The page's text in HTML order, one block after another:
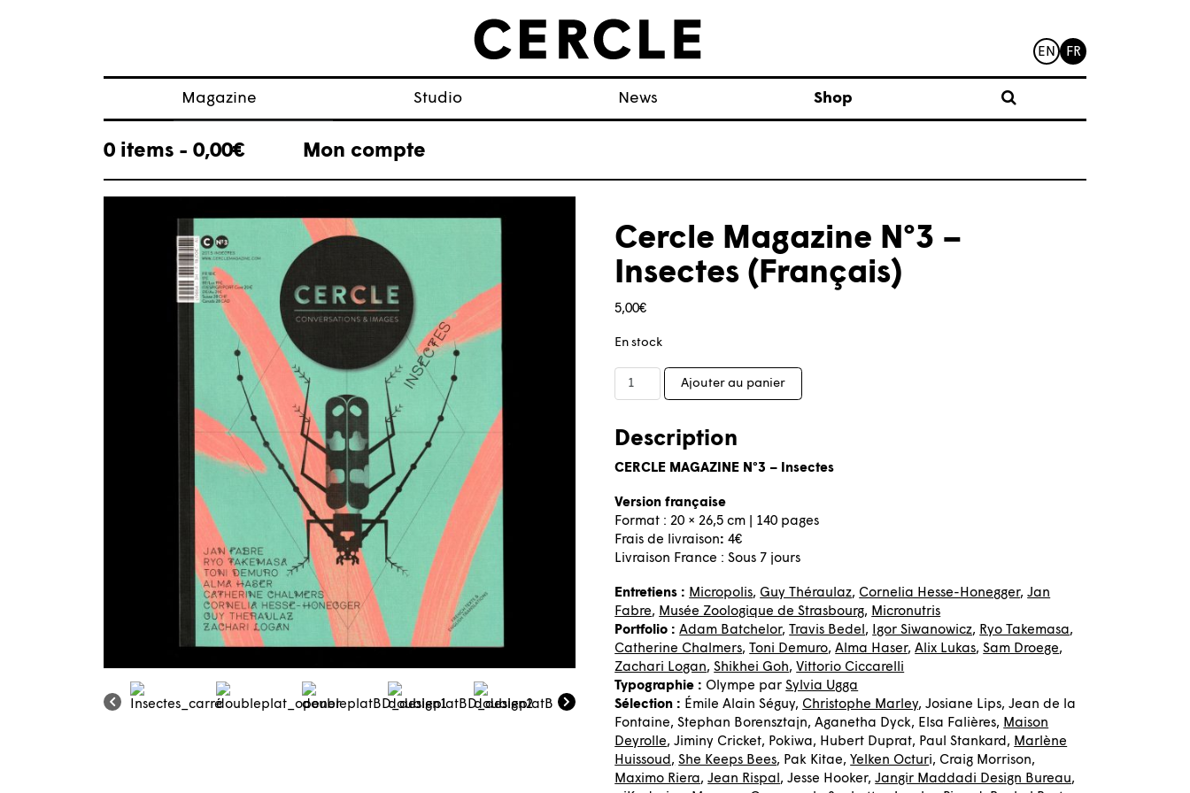
EN FR
Magazine
À propos
Numéros
Studio News Shop
0 items - 0,00€ Mon compte
Cercle Magazine N°3 –
Insectes (Français)
5,00€
En stock
quantité
Magazine
–
(Français)
Ajouter au panier
Description
CERCLE MAGAZINE N°3 – Insectes
Version française
Format : 20 × 26,5 cm | 140 pages
Frais de livraison:4€
Livraison France : Sous 7 jours
Entretiens : Micropolis, Guy Théraulaz, Cornelia Hesse-Honegger,Jan
Fabre, Musée Zoologique de Strasbourg, Micronutris
Portfolio :Adam Batchelor,Travis Bedel , Igor Siwanowicz, Ryo Takemasa,
Catherine Chalmers,Toni Demuro,Alma Haser,Alix Lukas,Sam Droege,
Zachari Logan,Shikhei Goh,Vittorio Ciccarelli
Typographie : Olympe parSylvia Ugga
Sélection : Émile Alain Séguy, Christophe Marley, Josiane Lips, Jean de la
Fontaine, Stephan Borensztajn, Aganetha Dyck, Elsa Falières, Maison
Deyrolle, Jiminy Cricket, Pokiwa, Hubert Duprat, Paul Stankard, Marlène
Huissoud, She Keeps Bees, Pak Kitae,Yelken Octuri, Craig Morrison,
Maximo Riera,Jean Rispal , Jesse Hooker,Jangir Maddadi Design Bureau,